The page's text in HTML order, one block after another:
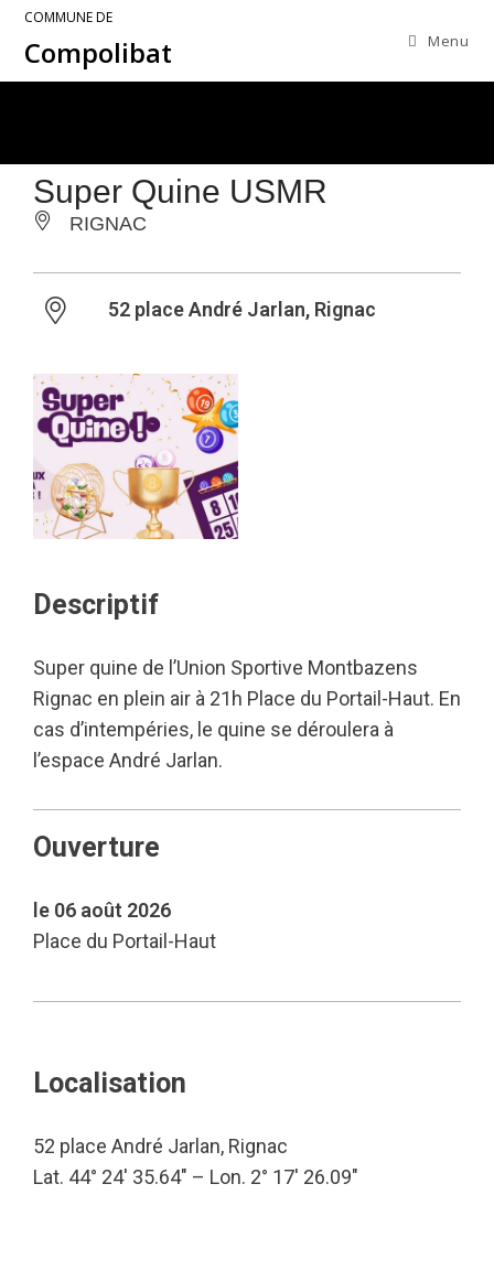
COMMUNE DE
Compolibat Menu
Super Quine USMR
RIGNAC
52 place André Jarlan, Rignac
Descriptif
Super quine de l’Union Sportive Montbazens
Rignac en plein air à 21h Place du Portail-Haut. En
cas d’intempéries, le quine se déroulera à
l’espace André Jarlan.
Ouverture
le 06 août 2026
Place du Portail-Haut
Localisation
52 place André Jarlan, Rignac
Lat. 44° 24′ 35.64″ – Lon. 2° 17′ 26.09″